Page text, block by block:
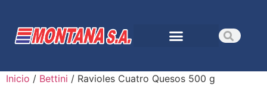
Inicio / Bettini / Ravioles Cuatro Quesos 500 g